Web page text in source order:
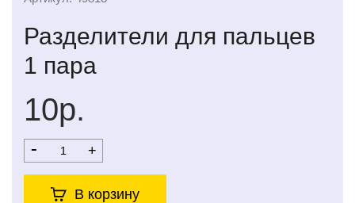
Разделители для пальцев
1 пара
10р.
- +
В корзину